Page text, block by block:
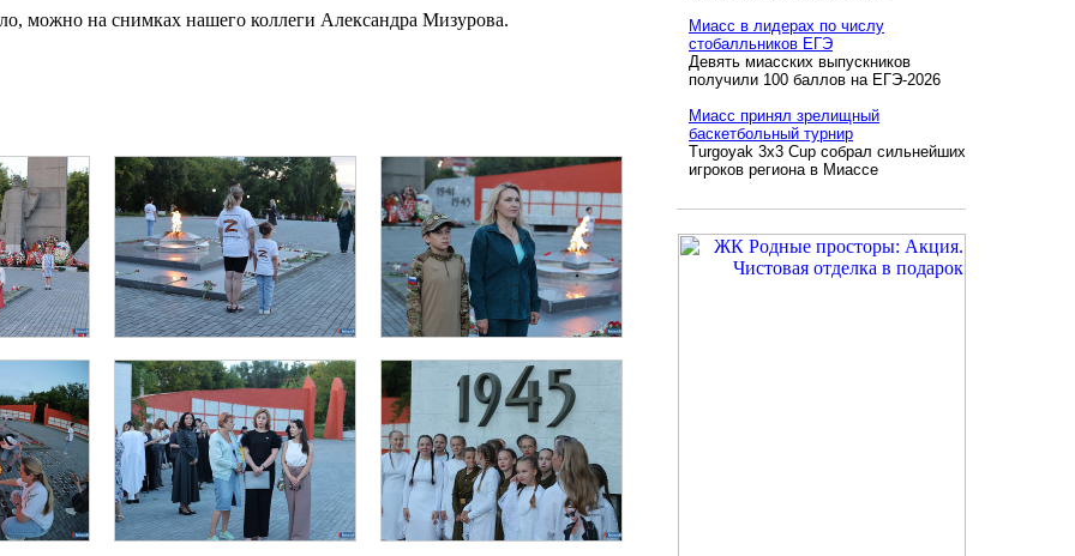
можно на снимках нашего коллеги Александра Мизурова.
Миасс в лидерах по числу
стобалльников ЕГЭ
Девять миасских выпускников
получили 100 баллов на ЕГЭ-2026
Миасс принял зрелищный
баскетбольный турнир
Turgoyak 3x3 Cup собрал сильнейших
игроков региона в Миассе